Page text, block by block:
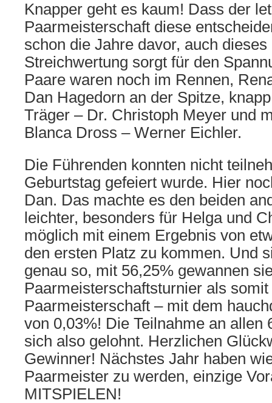
Knapper geht es kaum! Dass der
Paarmeisterschaft diese
schon die Jahre davor, auch
Streichwertung sorgt für den
Paare waren noch im Rennen,
Dan Hagedorn an der Spitze,
Träger – Dr. Christoph Meyer und
Blanca Dross – Werner Eichler.
Die Führenden konnten nicht
Geburtstag gefeiert wurde. Hier
Dan. Das machte es den beiden
leichter, besonders für Helga und
möglich mit einem Ergebnis von
den ersten Platz zu kommen. Und
genau so, mit 56,25% gewannen
Paarmeisterschaftsturnier als
Paarmeisterschaft – mit dem
von 0,03%! Die Teilnahme an allen
sich also gelohnt. Herzlichen
Gewinner! Nächstes Jahr haben
Paarmeister zu werden, einzige
MITSPIELEN!